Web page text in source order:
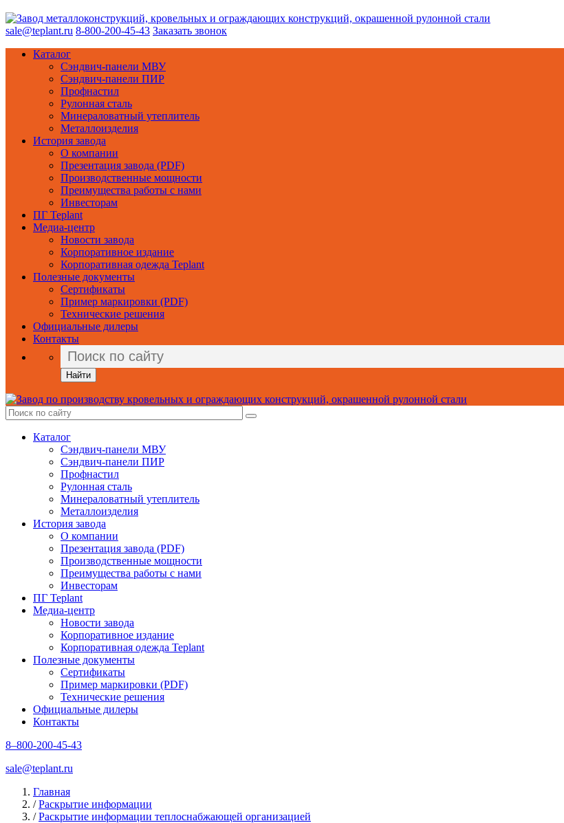
sale@teplant.ru 8-800-200-45-43 Заказать звонок
Каталог
Сэндвич-панели МВУ
Сэндвич-панели ПИР
Профнастил
Рулонная сталь
Минераловатный утеплитель
Металлоизделия
История завода
О компании
Презентация завода (PDF)
Производственные мощности
Преимущества работы с нами
Инвесторам
ПГ Teplant
Медиа-центр
Новости завода
Корпоративное издание
Корпоративная одежда Teplant
Полезные документы
Сертификаты
Пример маркировки (PDF)
Технические решения
Официальные дилеры
Контакты
Найти
Каталог
Сэндвич-панели МВУ
Сэндвич-панели ПИР
Профнастил
Рулонная сталь
Минераловатный утеплитель
Металлоизделия
История завода
О компании
Презентация завода (PDF)
Производственные мощности
Преимущества работы с нами
Инвесторам
ПГ Teplant
Медиа-центр
Новости завода
Корпоративное издание
Корпоративная одежда Teplant
Полезные документы
Сертификаты
Пример маркировки (PDF)
Технические решения
Официальные дилеры
Контакты
8–800-200-45-43
sale@teplant.ru
Главная
/ Раскрытие информации
/ Раскрытие информации теплоснабжающей организацией